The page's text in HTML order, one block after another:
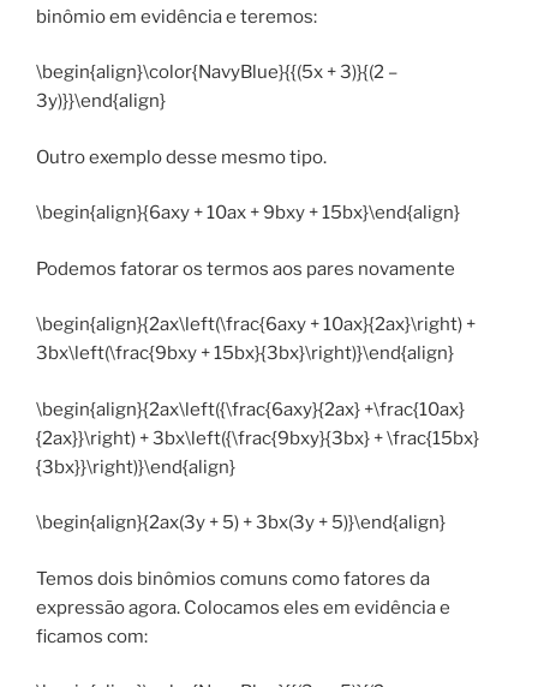
binômio em evidência e teremos:
\begin{align}\color{NavyBlue}{{(5x + 3)}{(2 –
3y)}}\end{align}
Outro exemplo desse mesmo tipo.
\begin{align}{6axy + 10ax + 9bxy + 15bx}\end{align}
Podemos fatorar os termos aos pares novamente
\begin{align}{2ax\left(\frac{6axy + 10ax}{2ax}\right) +
3bx\left(\frac{9bxy + 15bx}{3bx}\right)}\end{align}
\begin{align}{2ax\left({\frac{6axy}{2ax} +\frac{10ax}
{2ax}}\right) + 3bx\left({\frac{9bxy}{3bx} + \frac{15bx}
{3bx}}\right)}\end{align}
\begin{align}{2ax(3y + 5) + 3bx(3y + 5)}\end{align}
Temos dois binômios comuns como fatores da
expressão agora. Colocamos eles em evidência e
ficamos com: